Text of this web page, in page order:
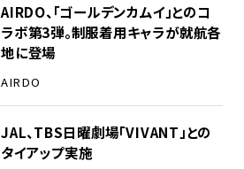
AIRDO、「ゴールデンカムイ」とのコ
ラボ第3弾。制服着用キャラが就航各
地に登場
AIRDO
JAL、TBS日曜劇場「VIVANT」との
タイアップ実施